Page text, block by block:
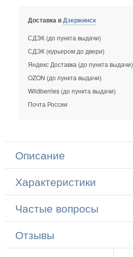
Доставка вДзержинск
СДЭК (до пункта выдачи)
СДЭК (курьером до двери)
Яндекс Доставка (до пункта выдачи)
OZON (до пункта выдачи)
Wildberries (до пункта выдачи)
Почта России
Описание
Характеристики
Частые вопросы
Отзывы